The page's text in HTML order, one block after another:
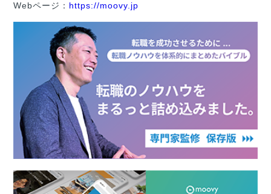
Webページ： https://moovy.jp